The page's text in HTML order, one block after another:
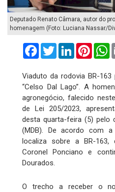
Deputado Renato Câmara, autor do
homenagem (Foto: Luciana Nassar/
FacebookTwitterLinkedIn
Viaduto da rodovia BR-
“Celso Dal Lago”. A
agronegócio, falecido
de Lei 205/2023,
desta quarta-feira (5) pelo
(MDB). De acordo com
localiza sobre a BR-
Coronel Ponciano e
Dourados.
O trecho a receber o